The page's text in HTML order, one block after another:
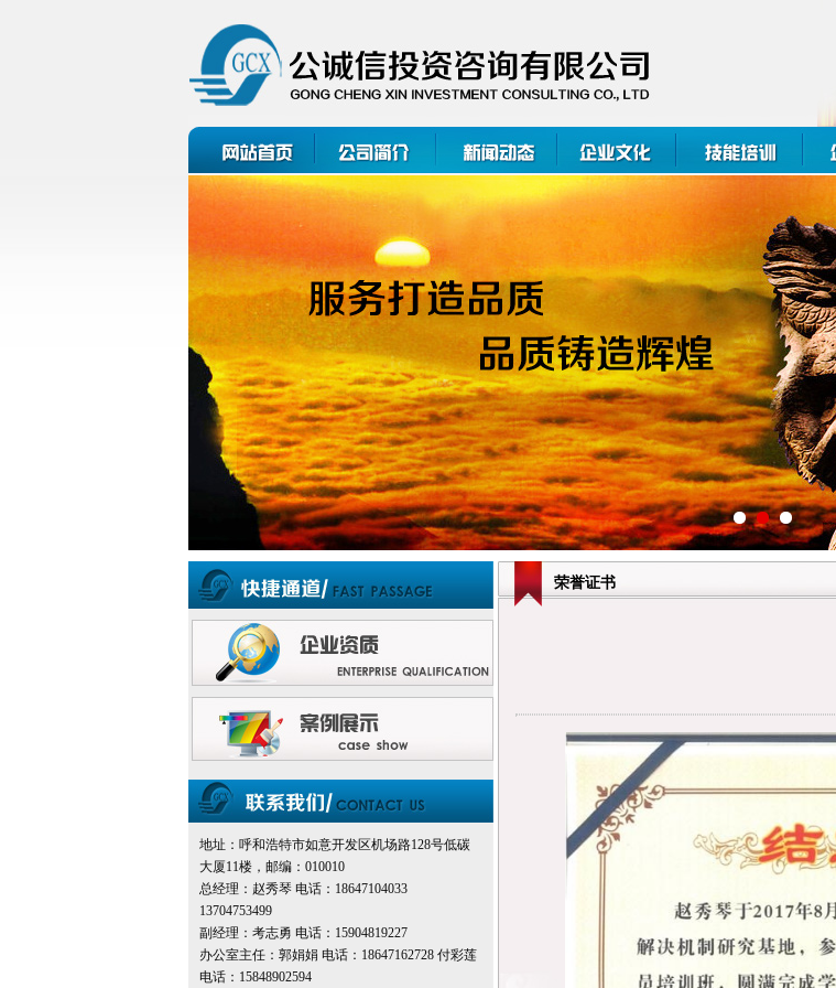
地址：呼和浩特市如意开发区机场路128号低碳
大厦11楼，邮编：010010
总经理：赵秀琴 电话：18647104033
13704753499
副经理：考志勇 电话：15904819227
办公室主任：郭娟娟 电话：18647162728 付彩莲
电话：15848902594
荣誉证书